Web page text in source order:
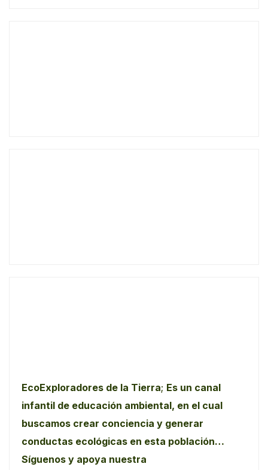
EcoExploradores de la Tierra; Es un canal
infantil de educación ambiental, en el cual
buscamos crear conciencia y generar
conductas ecológicas en esta población…
Síguenos y apoya nuestra